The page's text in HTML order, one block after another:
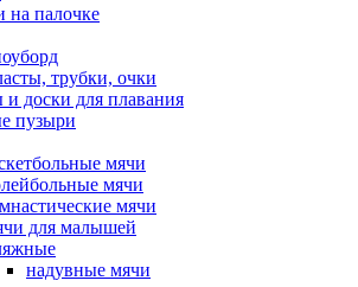
на палочке
трубки, очки
доски для плавания
пузыри
мячи
мячи
мячи
для малышей
надувные мячи